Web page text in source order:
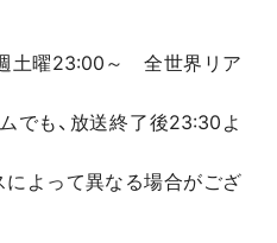
土曜23:00～ 全世界リア
でも、放送終了後23:30よ
よって異なる場合がござ